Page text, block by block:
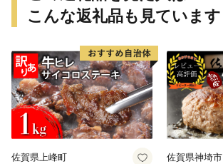
こんな返礼品も見ています
佐賀県上峰町 佐賀県神埼市